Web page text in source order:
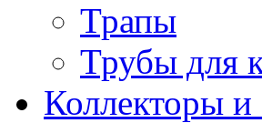
Трапы
Трубы для
Коллекторы и